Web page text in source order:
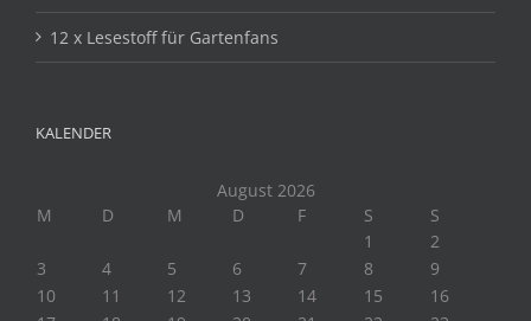
12 x Lesestoff für Gartenfans
KALENDER
August 2026
M
D M D F S
S
1
2
3
4 5 6 7 8
9
10
11 12 13 14 15
16